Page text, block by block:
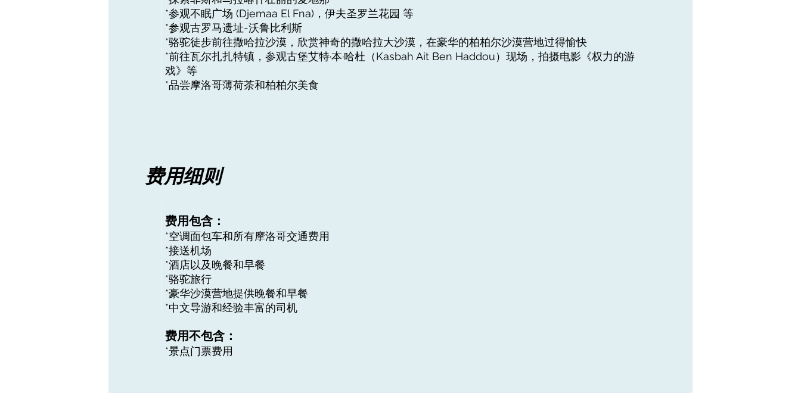
*参观不眠广场 (Djemaa El Fna)，伊夫圣罗兰花园 等
*参观古罗马遗址-沃鲁比利斯
*骆驼徒步前往撒哈拉沙漠，欣赏神奇的撒哈拉大沙漠，在豪华的柏柏尔沙漠营地过得愉快
*前往瓦尔扎扎特镇，参观古堡艾特·本·哈杜（Kasbah Ait Ben Haddou）现场，拍摄电影《权力的游
戏》等
*品尝摩洛哥薄荷茶和柏柏尔美食
费用细则
费用包含：
*空调面包车和所有摩洛哥交通费用
*接送机场
*酒店以及晚餐和早餐
*骆驼旅行
*豪华沙漠营地提供晚餐和早餐
*中文导游和经验丰富的司机
费用不包含：
*景点门票费用